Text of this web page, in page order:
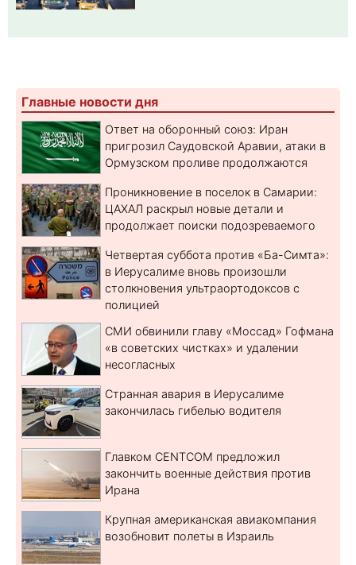
Главные новости дня
Ответ на оборонный союз: Иран
пригрозил Саудовской Аравии, атаки в
Ормузском проливе продолжаются
Проникновение в поселок в Самарии:
ЦАХАЛ раскрыл новые детали и
продолжает поиски подозреваемого
Четвертая суббота против «Ба-Симта»:
в Иерусалиме вновь произошли
столкновения ультраортодоксов с
полицией
СМИ обвинили главу «Моссад» Гофмана
«в советских чистках» и удалении
несогласных
Странная авария в Иерусалиме
закончилась гибелью водителя
Главком CENTCOM предложил
закончить военные действия против
Ирана
Крупная американская авиакомпания
возобновит полеты в Израиль